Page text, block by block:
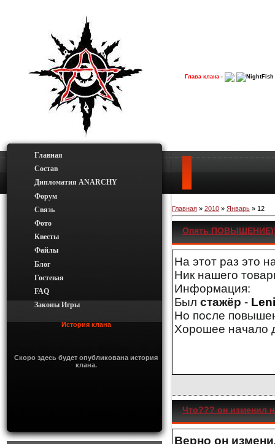
Глава клана - NightFish
Главная
Состав
Дипломатия ANARCHY
Форум
Связь
Фото
Квесты
Файлы
Блог
Гостевая
FAQ
Законы Игры
История клана
Скоро здесь будет опубликована история
клана.
Главная » 2010 » Январь » 12
Опять
На этот раз это
Ник нашего
Информация:
Был стажёр -
Но после
Хорошее начало
Что??? он изменил
Верно он